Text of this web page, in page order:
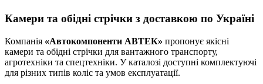
Камери та обідні стрічки з доставкою по Україні
Компанія «Автокомпоненти АВТЕК» пропонує якісні
камери та обідні стрічки для вантажного транспорту,
агротехніки та спецтехніки. У каталозі доступні комплектуючі
для різних типів коліс та умов експлуатації.